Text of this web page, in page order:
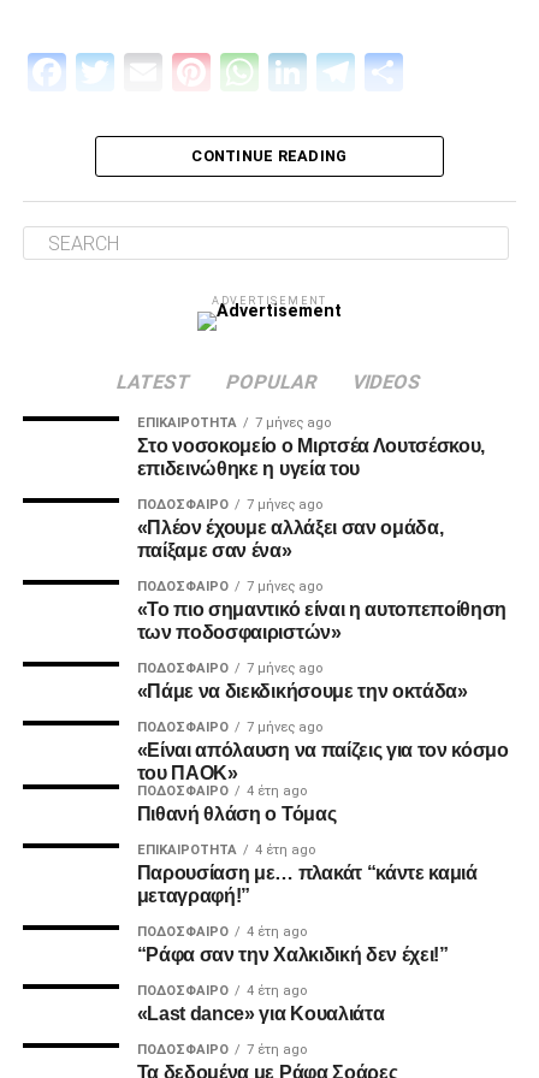
Πρώτον, όσον αφορά το περιεχόμενο της επίσκεψης μας
διοικητικά ζητήματα που αφορούν την επόμενη μέρα του
στήριξη παραμείνατε 15μελες μετά την παραίτηση
Για εμάς δεν έχει αλλάξει κάτι, οι λόγοι της στήριξης μας
1. Ανεξάρτητος ΑΣ και μελλοντικά αυτάρκης,
2. Την πιο σίγουρη και την πιο γρήγορη λύση για την
ανέγερση της νέας Τούμπας που ήδη έχει καθυστερήσει
πολύ να δωθεί στον λαό του ΠΑΟΚ.
Και από ότι φαίνεται, ούτε γρήγοροι, ούτε σίγουροι, ούτε
ανεξάρτητοι σταθήκατε.
Επιθυμία λοιπόν του κόσμου που σας στήριξε είναι να
δωθούν ΑΜΕΣΑ αποτελέσματα και λύσεις οι οποίες
υποστηρίζονται από συμπαγής απόψεις και όχι αβάσιμες
τεκμηριώσεις και κομφούζιο καθυστερήσεων για το τι
Facebook
Twitter
EmailPinterest
WhatsApp
LinkedIn
Telegram
CONTINUE READING
ADVERTISEMENT
LATEST POPULAR VIDEOS
ΕΠΙΚΑΙΡΌΤΗΤΑ 7 μήνες ago
Στο νοσοκομείο ο Μιρτσέα Λουτσέσκου,
επιδεινώθηκε η υγεία του
ΠΟΔΌΣΦΑΙΡΟ 7 μήνες ago
«Πλέον έχουμε αλλάξει σαν ομάδα,
παίξαμε σαν ένα»
ΠΟΔΌΣΦΑΙΡΟ 7 μήνες ago
«Το πιο σημαντικό είναι η αυτοπεποίθηση
των ποδοσφαιριστών»
ΠΟΔΌΣΦΑΙΡΟ 7 μήνες ago
«Πάμε να διεκδικήσουμε την οκτάδα»
ΠΟΔΌΣΦΑΙΡΟ 7 μήνες ago
«Είναι απόλαυση να παίζεις για τον κόσμο
του ΠΑΟΚ»
ΠΟΔΌΣΦΑΙΡΟ 4 έτη ago
Πιθανή θλάση ο Τόμας
ΕΠΙΚΑΙΡΌΤΗΤΑ 4 έτη ago
Παρουσίαση με… πλακάτ “κάντε καμιά
μεταγραφή!”
ΠΟΔΌΣΦΑΙΡΟ 4 έτη ago
“Ράφα σαν την Χαλκιδική δεν έχει!”
ΠΟΔΌΣΦΑΙΡΟ 4 έτη ago
«Last dance» για Κουαλιάτα
ΠΟΔΌΣΦΑΙΡΟ 7 έτη ago
Τα δεδομένα με Ράφα Σοάρες